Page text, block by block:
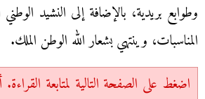
وطوابع بريدية، بالإضافة إلى النشيد
المناسبات، وينتهي بشعار الله الوطن الملك.